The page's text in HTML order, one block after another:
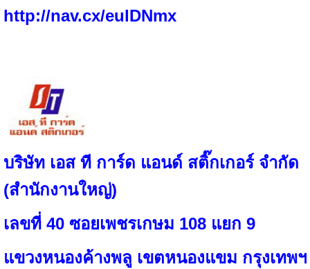
http://nav.cx/eulDNmx
บริษัท เอส ที การ์ด แอนด์ สติ๊กเกอร์ จำกัด
(สำนักงานใหญ่)
เลขที่ 40 ซอยเพชรเกษม 108 แยก 9
แขวงหนองค้างพลู เขตหนองแขม กรุงเทพฯ